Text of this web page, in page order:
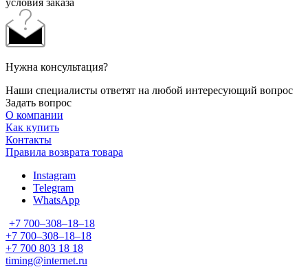
Нужна консультация?
Наши специалисты ответят на любой интересующий вопрос
Задать вопрос
О компании
Как купить
Контакты
Правила возврата товара
Instagram
Telegram
WhatsApp
+7 700‒308‒18‒18
+7 700‒308‒18‒18
+7 700 803 18 18
timing@internet.ru